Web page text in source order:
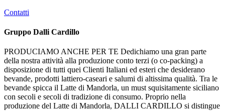
Contatti
Gruppo Dalli Cardillo
PRODUCIAMO ANCHE PER TE Dedichiamo una gran parte
della nostra attività alla produzione conto terzi (o co-packing) a
disposizione di tutti quei Clienti Italiani ed esteri che desiderano
bevande, prodotti lattiero-caseari e salumi di altissima qualità. Tra le
bevande spicca il Latte di Mandorla, un must squisitamente siciliano
con secoli e secoli di tradizione di consumo. Proprio nella
produzione del Latte di Mandorla, DALLI CARDILLO si distingue